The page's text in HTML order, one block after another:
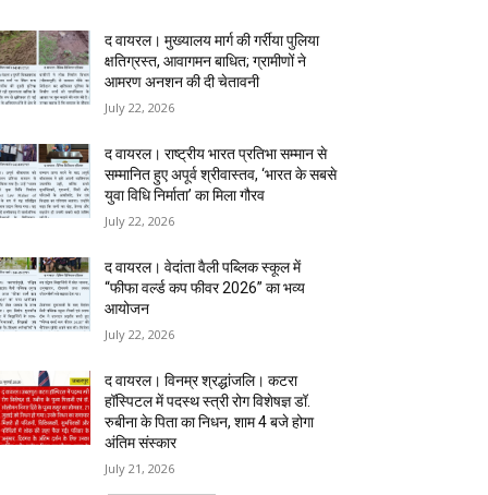
द वायरल। मुख्यालय मार्ग की गर्रीया पुलिया
क्षतिग्रस्त, आवागमन बाधित; ग्रामीणों ने
आमरण अनशन की दी चेतावनी
July 22, 2026
द वायरल। राष्ट्रीय भारत प्रतिभा सम्मान से
सम्मानित हुए अपूर्व श्रीवास्तव, ‘भारत के सबसे
युवा विधि निर्माता’ का मिला गौरव
July 22, 2026
द वायरल। वेदांता वैली पब्लिक स्कूल में
“फीफा वर्ल्ड कप फीवर 2026” का भव्य
आयोजन
July 22, 2026
द वायरल। विनम्र श्रद्धांजलि। कटरा
हॉस्पिटल में पदस्थ स्त्री रोग विशेषज्ञ डॉ.
रुबीना के पिता का निधन, शाम 4 बजे होगा
अंतिम संस्कार
July 21, 2026